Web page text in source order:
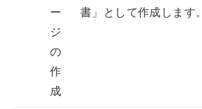
ー
ジ
の
作
成
書」として作成します。